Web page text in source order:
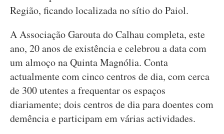
Região, ficando localizada no sítio do Paiol.
A Associação Garouta do Calhau completa, este
ano, 20 anos de existência e celebrou a data com
um almoço na Quinta Magnólia. Conta
actualmente com cinco centros de dia, com cerca
de 300 utentes a frequentar os espaços
diariamente; dois centros de dia para doentes com
demência e participam em várias actividades.